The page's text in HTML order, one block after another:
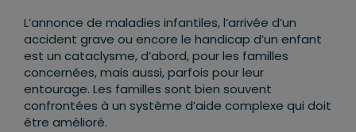
L’annonce de maladies infantiles, l’arrivée d’un
accident grave ou encore le handicap d’un enfant
est un cataclysme, d’abord, pour les familles
concernées, mais aussi, parfois pour leur
entourage. Les familles sont bien souvent
confrontées à un système d’aide complexe qui doit
être amélioré.